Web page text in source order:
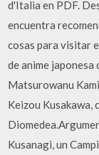
d'Italia en PDF.
encuentra
cosas para visitar
de anime
Matsurowanu
Keizou Kusakawa,
Kusanagi, un